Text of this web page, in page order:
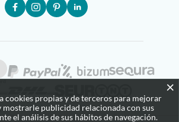
×
cookies propias y de terceros para mejorar
mostrarle publicidad relacionada con sus
el análisis de sus hábitos de navegación.